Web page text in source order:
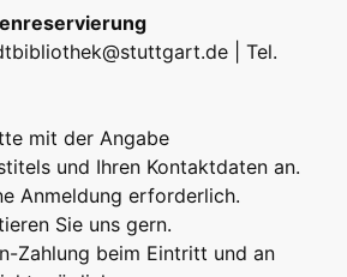
| Tel.
mit der Angabe
und Ihren Kontaktdaten an.
Anmeldung erforderlich.
Sie uns gern.
Zahlung beim Eintritt und an